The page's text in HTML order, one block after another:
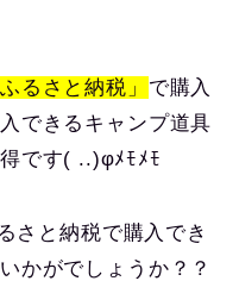
るさと納税」 で購入
できるキャンプ道具
です( ..)φﾒﾓﾒﾓ
さと納税で購入でき
かがでしょうか？？